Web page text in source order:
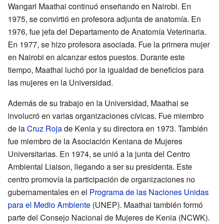
Wangari Maathai continuó enseñando en Nairobi. En
1975, se convirtió en profesora adjunta de anatomía. En
1976, fue jefa del Departamento de Anatomía Veterinaria.
En 1977, se hizo profesora asociada. Fue la primera mujer
en Nairobi en alcanzar estos puestos. Durante este
tiempo, Maathai luchó por la igualdad de beneficios para
las mujeres en la Universidad.
Además de su trabajo en la Universidad, Maathai se
involucró en varias organizaciones cívicas. Fue miembro
de laCruz Rojade Kenia y su directora en 1973. También
fue miembro de la Asociación Keniana de Mujeres
Universitarias. En 1974, se unió a la junta del Centro
Ambiental Liaison, llegando a ser su presidenta. Este
centro promovía la participación de organizaciones no
gubernamentales en el Programa de las Naciones Unidas
para el Medio Ambiente (UNEP). Maathai también formó
parte del Consejo Nacional de Mujeres de Kenia (NCWK).